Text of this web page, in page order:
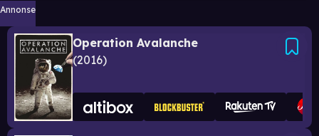
Annonse
Operation Avalanche
2016